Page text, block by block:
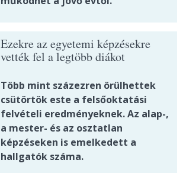
Ezekre az egyetemi képzésekre
vették fel a legtöbb diákot
Több mint százezren örülhettek
csütörtök este a felsőoktatási
felvételi eredményeknek. Az alap-,
a mester- és az osztatlan
képzéseken is emelkedett a
hallgatók száma.